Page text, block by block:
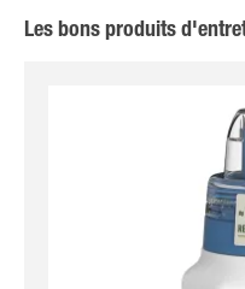
Les bons produits